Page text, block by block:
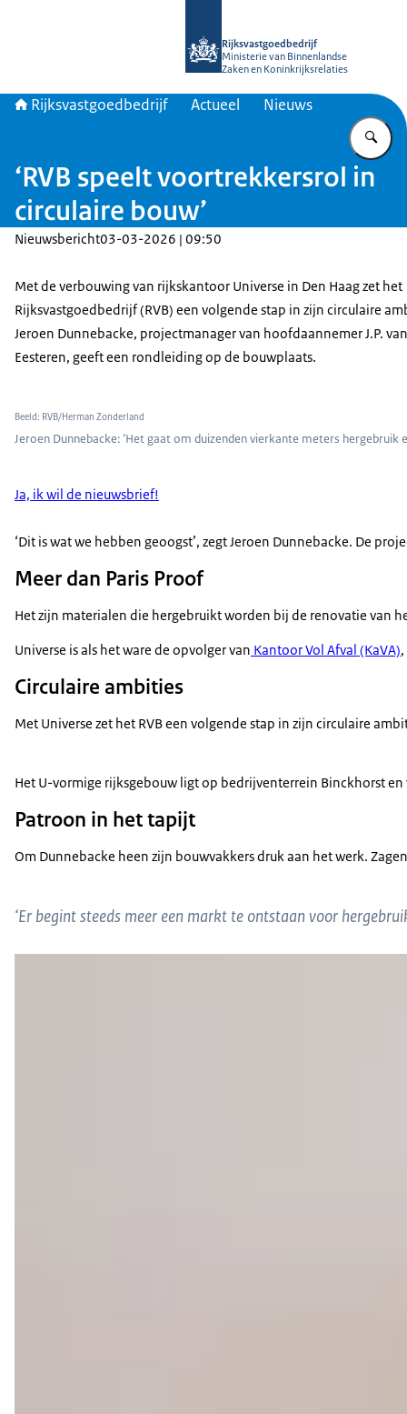
Rijksvastgoedbedrijf
Ministerie van Binnenlandse
Zaken en Koninkrijksrelaties
Rijksvastgoedbedrijf Actueel Nieuws
‘RVB speelt voortrekkersrol in
circulaire bouw’
Nieuwsbericht03-03-2026 | 09:50
Met de verbouwing van rijkskantoor Universe in Den Haag zet het
Rijksvastgoedbedrijf (RVB) een volgende stap in zijn circulaire
Jeroen Dunnebacke, projectmanager van hoofdaannemer J.P. van
Eesteren, geeft een rondleiding op de bouwplaats.
Beeld: RVB/Herman Zonderland
Jeroen Dunnebacke: ‘Het gaat om duizenden vierkante meters hergebruik
Ja, ik wil de nieuwsbrief!
‘Dit is wat we hebben geoogst’, zegt Jeroen Dunnebacke. De
Meer dan Paris Proof
Het zijn materialen die hergebruikt worden bij de renovatie van
Universe is als het ware de opvolger van Kantoor Vol Afval (KaVA)
Circulaire ambities
Met Universe zet het RVB een volgende stap in zijn circulaire
Het U-vormige rijksgebouw ligt op bedrijventerrein Binckhorst
Patroon in het tapijt
Om Dunnebacke heen zijn bouwvakkers druk aan het werk.
‘Er begint steeds meer een markt te ontstaan voor